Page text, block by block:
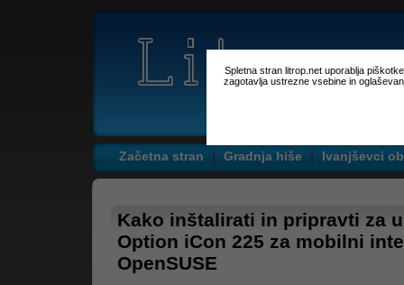
Spletna stran litrop.net uporablja
zagotavlja ustrezne vsebine in
Začetna stran Gradnja hiše Ivanjševci
Kako inštalirati in pripravti za
Option iCon 225 za mobilni
OpenSUSE